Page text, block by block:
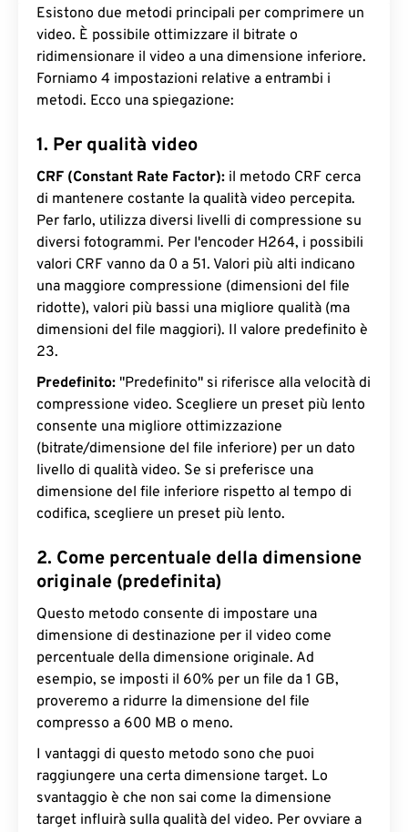
Esistono due metodi principali per comprimere un
video. È possibile ottimizzare il bitrate o
ridimensionare il video a una dimensione inferiore.
Forniamo 4 impostazioni relative a entrambi i
metodi. Ecco una spiegazione:
1. Per qualità video
CRF (Constant Rate Factor): il metodo CRF cerca
di mantenere costante la qualità video percepita.
Per farlo, utilizza diversi livelli di compressione su
diversi fotogrammi. Per l'encoder H264, i possibili
valori CRF vanno da 0 a 51. Valori più alti indicano
una maggiore compressione (dimensioni del file
ridotte), valori più bassi una migliore qualità (ma
dimensioni del file maggiori). Il valore predefinito è
23.
Predefinito: "Predefinito" si riferisce alla velocità di
compressione video. Scegliere un preset più lento
consente una migliore ottimizzazione
(bitrate/dimensione del file inferiore) per un dato
livello di qualità video. Se si preferisce una
dimensione del file inferiore rispetto al tempo di
codifica, scegliere un preset più lento.
2. Come percentuale della dimensione
originale (predefinita)
Questo metodo consente di impostare una
dimensione di destinazione per il video come
percentuale della dimensione originale. Ad
esempio, se imposti il ​​60% per un file da 1 GB,
proveremo a ridurre la dimensione del file
compresso a 600 MB o meno.
I vantaggi di questo metodo sono che puoi
raggiungere una certa dimensione target. Lo
svantaggio è che non sai come la dimensione
target influirà sulla qualità del video. Per ovviare a